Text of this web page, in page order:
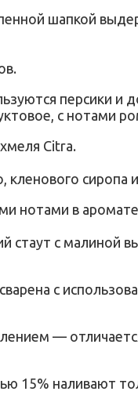
шапкой
персики и
с нотами
Citra.
кленового сиропа
нотами в
стаут с малиной
с
—
15% наливают